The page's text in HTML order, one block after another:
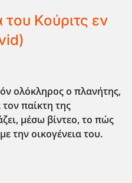
Κούριτς εν
ολόκληρος ο πλανήτης,
τον παίκτη της
μέσω βίντεο, το πώς
την οικογένεια του.